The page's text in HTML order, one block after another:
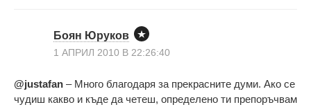
Боян Юруков
1 АПРИЛ 2010 В 22:26:40
@justafan – Много благодаря за прекрасните думи. Ако се
чудиш какво и къде да четеш, определено ти препоръчвам